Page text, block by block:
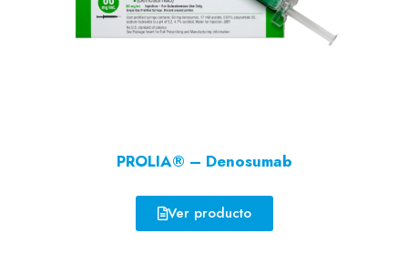
PROLIA® – Denosumab
Ver producto